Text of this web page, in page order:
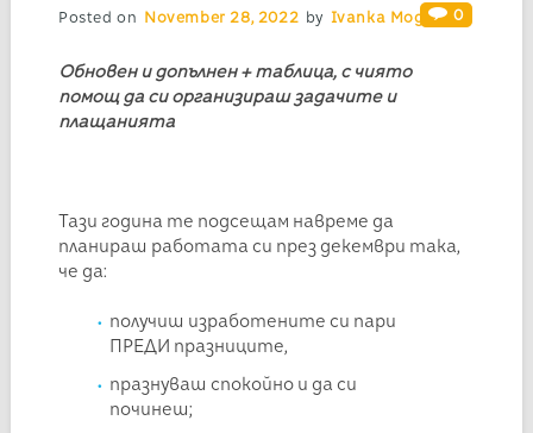
Posted on November 28, 2022 by Ivanka Mogilska0
Обновен и допълнен + таблица, с чиято
помощ да си организираш задачите и
плащанията
Тази година те подсещам навреме да
планираш работата си през декември така,
че да:
получиш изработените си пари
ПРЕДИ празниците,
празнуваш спокойно и да си
починеш;